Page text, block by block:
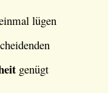
lügen
genügt